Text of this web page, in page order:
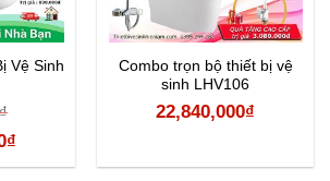
Vệ Sinh
₫
₫
hiện
Combo trọn bộ thiết bị vệ
sinh LHV106
22,840,000₫